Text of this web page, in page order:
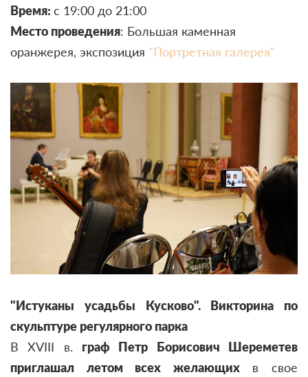
Время: с 19:00 до 21:00
Место проведения: Большая каменная
оранжерея, экспозиция "Портретная галерея"
"Истуканы усадьбы Кусково". Викторина по
скульптуре регулярного парка
В XVIII в. граф Петр Борисович Шереметев
приглашал летом всех желающихв свое